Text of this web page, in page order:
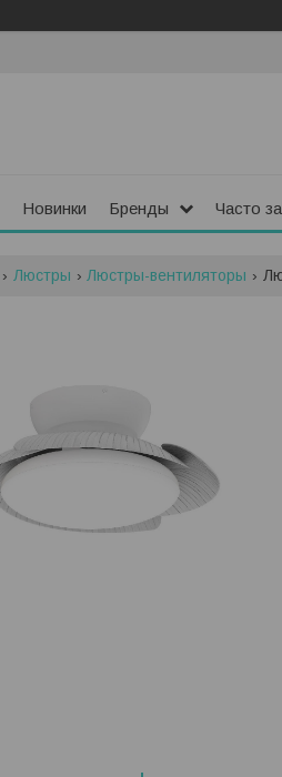
Новинки Бренды Часто
Люстры Люстры-вентиляторы